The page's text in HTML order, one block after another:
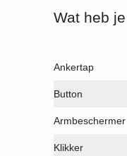
Wat heb
Ankertap
Button
Armbeschermer
Klikker